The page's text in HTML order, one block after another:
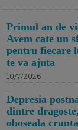
Primul an de
Avem cate un
pentru fiecare
te va ajuta
10/7/2026
Depresia
dintre
oboseala